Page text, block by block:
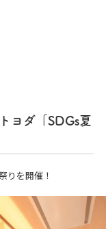
ヨダ「SDGs夏
りを開催！